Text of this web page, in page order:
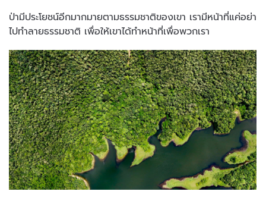
ป่ามีประโยชน์อีกมากมายตามธรรมชาติของเขา เรามีหน้าที่แค่อย่า
ไปทำลายธรรมชาติ เพื่อให้เขาได้ทำหน้าที่เพื่อพวกเรา